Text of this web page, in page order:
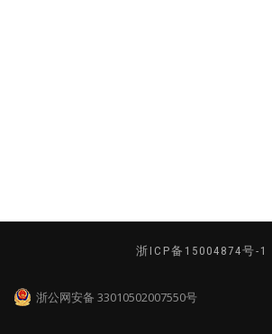
浙ICP备15004874号-1
浙公网安备 33010502007550号